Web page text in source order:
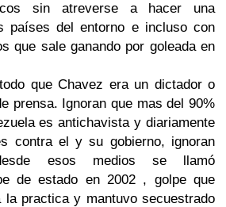
sin atreverse a hacer una
países del entorno e incluso con
que sale ganando por goleada en
que Chavez era un dictador o
prensa. Ignoran que mas del 90%
es antichavista y diariamente
contra el y su gobierno, ignoran
esos medios se llamó
de estado en 2002 , golpe que
practica y mantuvo secuestrado